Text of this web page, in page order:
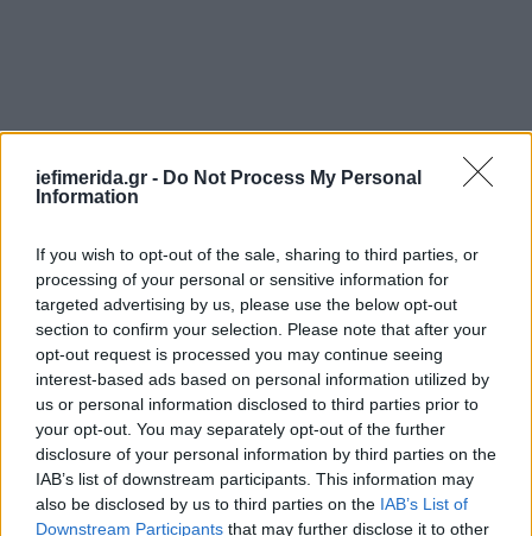
iefimerida.gr - Do Not Process My Personal
Information
If you wish to opt-out of the sale, sharing to third parties, or
processing of your personal or sensitive information for
targeted advertising by us, please use the below opt-out
section to confirm your selection. Please note that after your
opt-out request is processed you may continue seeing
interest-based ads based on personal information utilized by
us or personal information disclosed to third parties prior to
your opt-out. You may separately opt-out of the further
disclosure of your personal information by third parties on the
IAB’s list of downstream participants. This information may
also be disclosed by us to third parties on the IAB’s List of
Downstream Participants that may further disclose it to other
«Στον αγώνα ενάντια στη συγκάλυψη, οι φοιτητές
και οι φοιτήτριες της χώρας βρίσκονται στην
πρώτη γραμμή.
Και αυτό έκαναν μέσα στο κοινοβούλιο.
Φοιτητές, μεταξύ των οποίων μέλη της Νέας